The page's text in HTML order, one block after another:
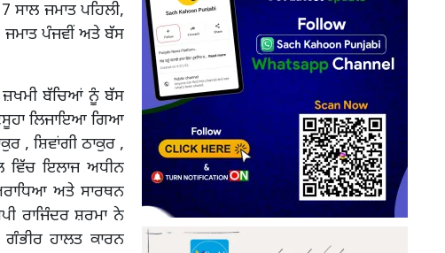
ਸਾਲ ਜਮਾਤ ਪਹਿਲੀ,
ਪੰਜਵੀਂ ਅਤੇ ਬੱਸ
ਜ਼ਖਮੀ ਬੱਚਿਆਂ ਨੂੰ ਬੱਸ
ਲਿਜਾਇਆ ਗਿਆ
, ਸ਼ਿਵਾਂਗੀ ਠਾਕੁਰ ,
ਵਿੱਚ ਇਲਾਜ ਅਧੀਨ
ਅਤੇ ਸਾਰਥਨ
ਰਾਜਿੰਦਰ ਸ਼ਰਮਾ ਨੇ
ਹਾਲਤ ਕਾਰਨ